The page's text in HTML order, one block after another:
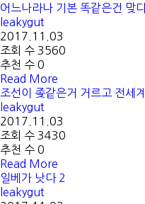
어느나라나 기본 똑같은건 맞
leakygut
2017.11.03
조회 수 3560
추천 수 0
Read More
조선이 좆같은거 거르고 전세
leakygut
2017.11.03
조회 수 3430
추천 수 0
Read More
일베가 낫다 2
leakygut